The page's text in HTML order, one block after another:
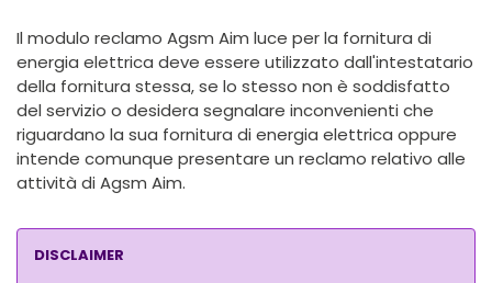
Il modulo reclamo Agsm Aim luce per la fornitura di
energia elettrica deve essere utilizzato dall'intestatario
della fornitura stessa, se lo stesso non è soddisfatto
del servizio o desidera segnalare inconvenienti che
riguardano la sua fornitura di energia elettrica oppure
intende comunque presentare un reclamo relativo alle
attività di Agsm Aim.
DISCLAIMER